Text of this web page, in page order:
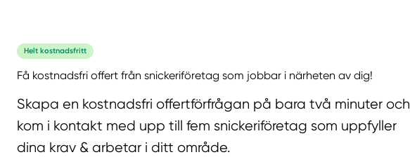
Helt kostnadsfritt
Få kostnadsfri offert från snickeriföretag som jobbar i närheten av dig!
Skapa en kostnadsfri offertförfrågan på bara två minuter och
kom i kontakt med upp till fem snickeriföretag som uppfyller
dina krav & arbetar i ditt område.